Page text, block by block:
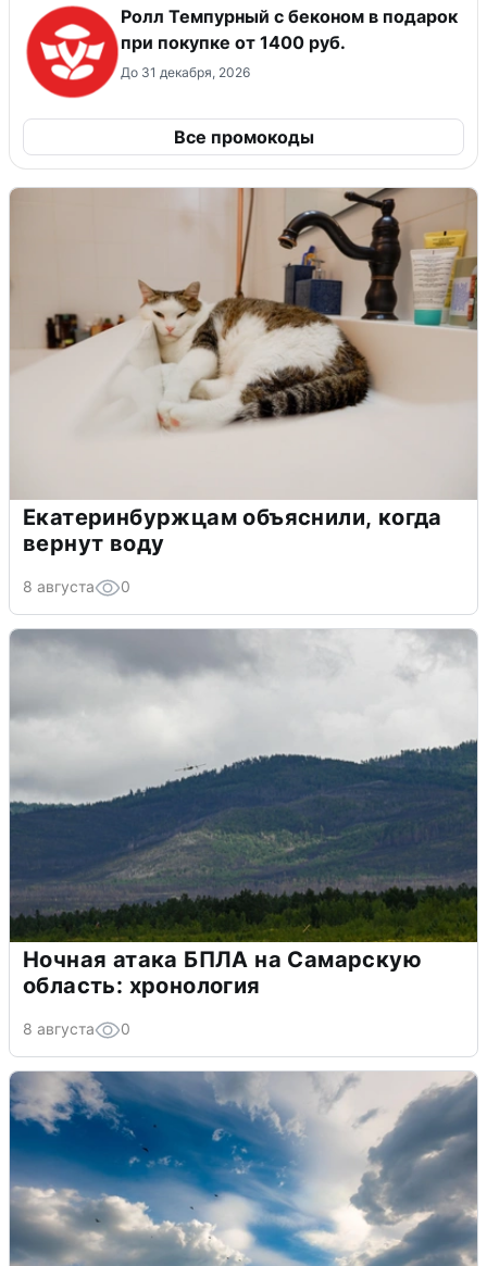
Ролл Темпурный с беконом в подарок
при покупке от 1400 руб.
До 31 декабря, 2026
Все промокоды
Екатеринбуржцам объяснили, когда
вернут воду
8 августа 0
Ночная атака БПЛА на Самарскую
область: хронология
8 августа 0